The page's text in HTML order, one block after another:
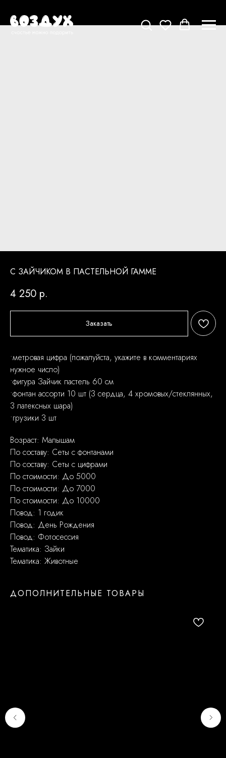
С ЗАЙЧИКОМ В ПАСТЕЛЬНОЙ ГАММЕ
4 250 р.
Заказать
•метровая цифра (пожалуйста, укажите в комментариях
нужное число)
•фигура Зайчик пастель 60 см
•фонтан ассорти 10 шт (3 сердца, 4 хромовых/стеклянных,
3 латексных шара)
•грузики 3 шт
Возраст: Малышам
По составу: Сеты с фонтанами
По составу: Сеты с цифрами
По стоимости: До 5000
По стоимости: До 7000
По стоимости: До 10000
Повод: 1 годик
Повод: День Рождения
Повод: Фотосессия
Тематика: Зайки
Тематика: Животные
ДОПОЛНИТЕЛЬНЫЕ ТОВАРЫ